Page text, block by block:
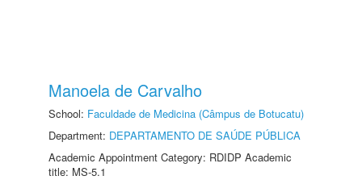
Manoela de Carvalho
School: Faculdade de Medicina (Câmpus de Botucatu)
Department: DEPARTAMENTO DE SAÚDE PÚBLICA
Academic Appointment Category: RDIDP Academic
title: MS-5.1